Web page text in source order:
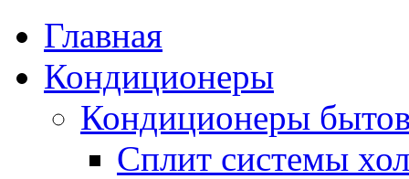
Главная
Кондиционеры
Кондиционеры
Сплит системы